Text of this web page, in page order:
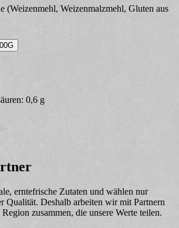
(Weizenmehl, Weizenmalzmehl, Gluten aus
0,6 g
erntefrische Zutaten und wählen nur
Qualität. Deshalb arbeiten wir mit Partnern
zusammen, die unsere Werte teilen.